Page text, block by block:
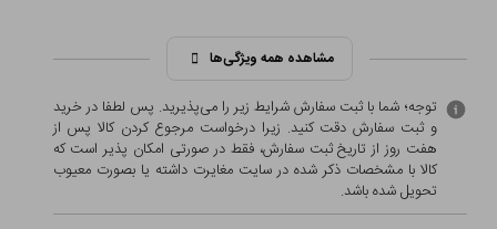
مشاهده همه ویژگی‌ها
توجه؛ شما با ثبت سفارش شرایط زیر را می‌پذیرید. پس لطفا در خرید
و ثبت سفارش دقت کنید. زیرا درخواست مرجوع کردن کالا پس از
هفت روز از تاریخ ثبت سفارش، فقط در صورتی امکان پذیر است که
کالا با مشخصات ذکر شده در سایت مغایرت داشته یا بصورت معيوب
تحویل شده باشد.